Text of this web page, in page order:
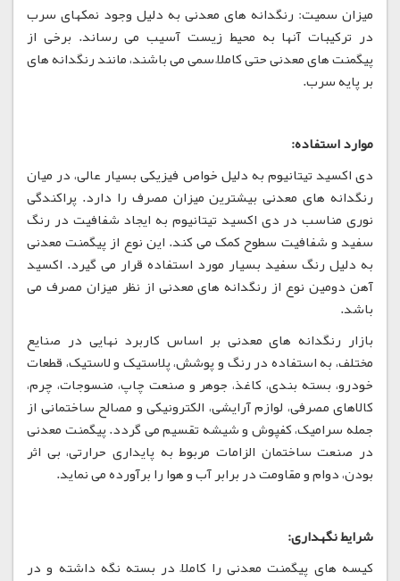
میزان سمیت: رنگدانه های معدنی به دلیل وجود نمکهای سرب
در ترکیبات آنها به محیط زیست آسیب می رساند. برخی از
پیگمنت های معدنی حتی کاملاً سمی می باشند، مانند رنگدانه های
بر پایه سرب.
موارد استفاده:
دی اکسید تیتانیوم به دلیل خواص فیزیکی بسیار عالی، در میان
رنگدانه های معدنی بیشترین میزان مصرف را دارد. پراکندگی
نوری مناسب در دی اکسید تیتانیوم به ایجاد شفافیت در رنگ
سفید و شفافیت سطوح کمک می کند. این نوع از پیگمنت معدنی
به دلیل رنگ سفید بسیار مورد استفاده قرار می گیرد. اکسید
آهن دومین نوع از رنگدانه های معدنی از نظر میزان مصرف می
باشد.
بازار رنگدانه های معدنی بر اساس کاربرد نهایی در صنایع
مختلف، به استفاده در رنگ و پوشش، پلاستیک و لاستیک، قطعات
خودرو، بسته بندی، کاغذ، جوهر و صنعت چاپ، منسوجات، چرم،
کالاهای مصرفی، لوازم آرایشی، الکترونیکی و مصالح ساختمانی از
جمله سرامیک، کفپوش و شیشه تقسیم می گردد. پیگمنت معدنی
در صنعت ساختمان الزامات مربوط به پایداری حرارتی، بی اثر
بودن، دوام و مقاومت در برابر آب و هوا را برآورده می نماید.
شرایط نگهداری:
کیسه های پیگمنت معدنی را کاملاً در بسته نگه داشته و در